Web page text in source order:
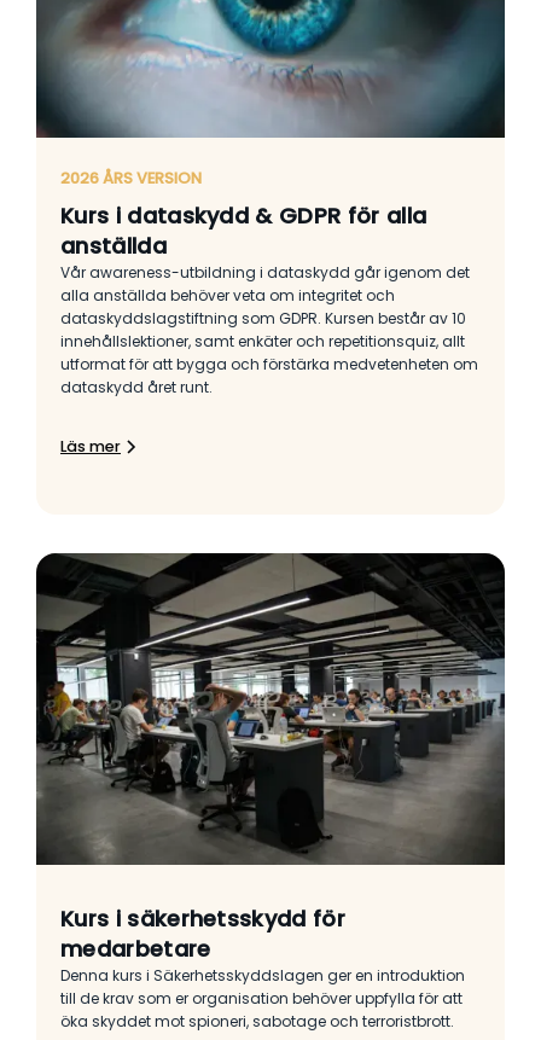
2026 ÅRS VERSION
Kurs i dataskydd & GDPR för alla
anställda
Vår awareness-utbildning i dataskydd går igenom det
alla anställda behöver veta om integritet och
dataskyddslagstiftning som GDPR. Kursen består av 10
innehållslektioner, samt enkäter och repetitionsquiz, allt
utformat för att bygga och förstärka medvetenheten om
dataskydd året runt.
Läs mer
Kurs i säkerhetsskydd för
medarbetare
Denna kurs i Säkerhetsskyddslagen ger en introduktion
till de krav som er organisation behöver uppfylla för att
öka skyddet mot spioneri, sabotage och terroristbrott.